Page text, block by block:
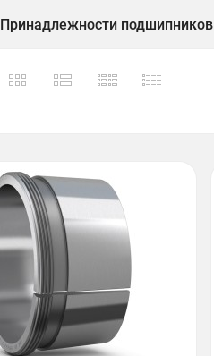
Принадлежности подшипников